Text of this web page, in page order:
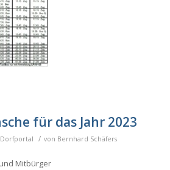
für das Jahr 2023
_Dorfportal / von Bernhard Schäfers
Mitbürger